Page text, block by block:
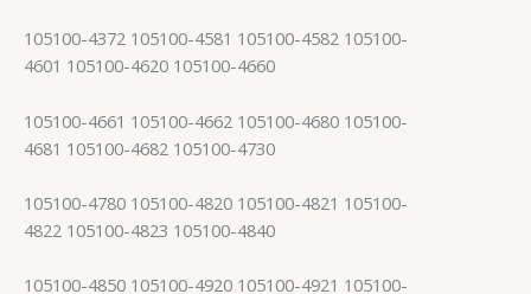
105100-4372 105100-4581 105100-4582 105100-
4601 105100-4620 105100-4660
105100-4661 105100-4662 105100-4680 105100-
4681 105100-4682 105100-4730
105100-4780 105100-4820 105100-4821 105100-
4822 105100-4823 105100-4840
105100-4850 105100-4920 105100-4921 105100-